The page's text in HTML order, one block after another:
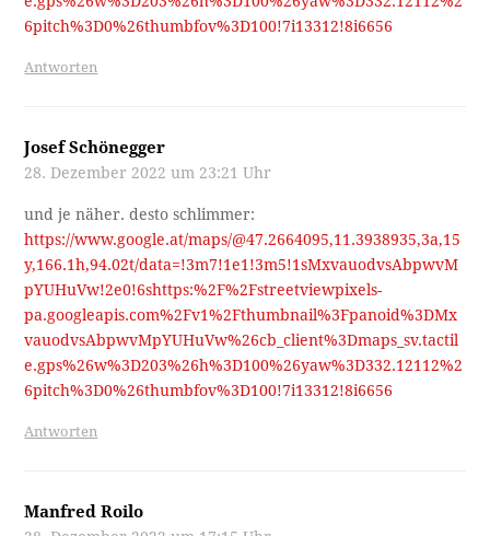
6pitch%3D0%26thumbfov%3D100!7i13312!8i6656
Antworten
Josef Schönegger
28. Dezember 2022 um 23:21 Uhr
und je näher. desto schlimmer:
https://www.google.at/maps/@47.2664095,11.3938935,3a,15
y,166.1h,94.02t/data=!3m7!1e1!3m5!1sMxvauodvsAbpwvM
pYUHuVw!2e0!6shttps:%2F%2Fstreetviewpixels-
pa.googleapis.com%2Fv1%2Fthumbnail%3Fpanoid%3DMx
vauodvsAbpwvMpYUHuVw%26cb_client%3Dmaps_sv.tactil
e.gps%26w%3D203%26h%3D100%26yaw%3D332.12112%2
6pitch%3D0%26thumbfov%3D100!7i13312!8i6656
Antworten
Manfred Roilo